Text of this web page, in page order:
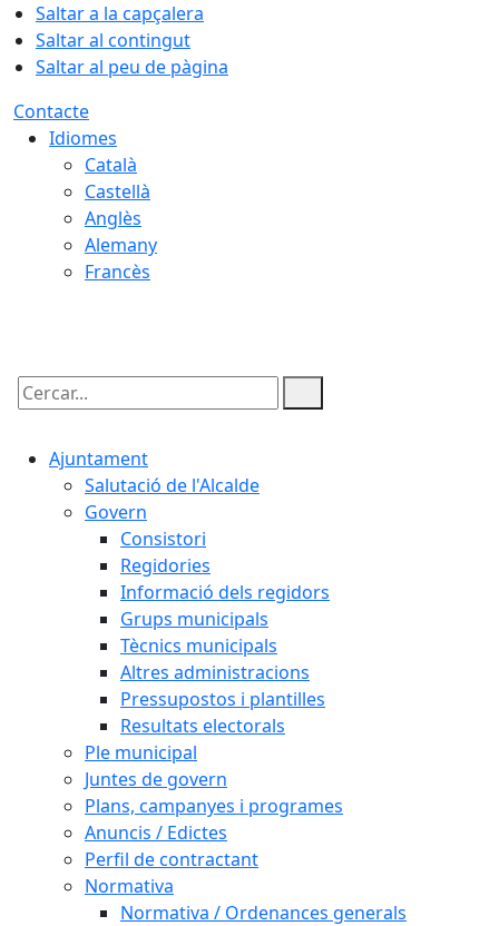
Saltar a la capçalera
Saltar al contingut
Saltar al peu de pàgina
Contacte
Idiomes
Català
Castellà
Anglès
Alemany
Francès
Cercar:
Ajuntament
Salutació de l'Alcalde
Govern
Consistori
Regidories
Informació dels regidors
Grups municipals
Tècnics municipals
Altres administracions
Pressupostos i plantilles
Resultats electorals
Ple municipal
Juntes de govern
Plans, campanyes i programes
Anuncis / Edictes
Perfil de contractant
Normativa
Normativa / Ordenances generals